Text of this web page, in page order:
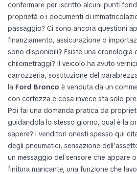
confermare per iscritto alcuni punti
proprietà o i documenti di
passaggio? Ci sono ancora questioni
finanziamento, assicurazione o
sono disponibili? Esiste una cronologia
chilometraggi? Il veicolo ha avuto
carrozzeria, sostituzione del
la Ford Bronco è venduta da un
con certezza e cosa invece sta solo
Poi fai una domanda pratica da
guidandola lo stesso giorno, qual è la
sapere? I venditori onesti spesso qui
degli pneumatici, sensazione
un messaggio del sensore che appare
finitura mancante, una funzione che